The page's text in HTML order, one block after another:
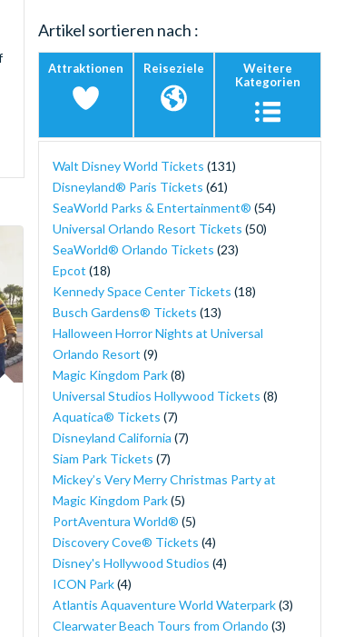
Artikel sortieren nach :
Attraktionen Reiseziele
Weitere
Kategorien
Walt Disney World Tickets (131)
Disneyland® Paris Tickets (61)
SeaWorld Parks & Entertainment® (54)
Universal Orlando Resort Tickets (50)
SeaWorld® Orlando Tickets (23)
Epcot (18)
Kennedy Space Center Tickets (18)
Busch Gardens® Tickets (13)
Halloween Horror Nights at Universal
Orlando Resort (9)
Magic Kingdom Park(8)
Universal Studios Hollywood Tickets (8)
Aquatica® Tickets (7)
Disneyland California (7)
Siam Park Tickets (7)
Mickey’s Very Merry Christmas Party at
Magic Kingdom Park(5)
PortAventura World® (5)
Discovery Cove® Tickets (4)
Disney's Hollywood Studios (4)
ICON Park(4)
Atlantis Aquaventure World Waterpark(3)
Clearwater Beach Tours from Orlando (3)